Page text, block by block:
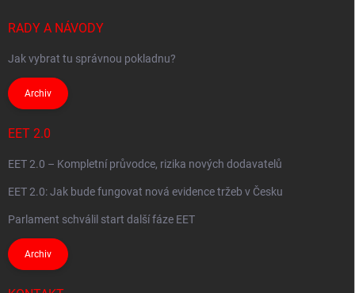
RADY A NÁVODY
Jak vybrat tu správnou pokladnu?
Archiv
EET 2.0
EET 2.0 – Kompletní průvodce, rizika nových dodavatelů
EET 2.0: Jak bude fungovat nová evidence tržeb v Česku
Parlament schválil start další fáze EET
Archiv